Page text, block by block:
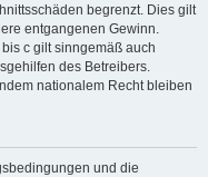
begrenzt. Dies gilt
entgangenen Gewinn.
c gilt sinngemäß auch
des Betreibers.
nationalem Recht bleiben
und die